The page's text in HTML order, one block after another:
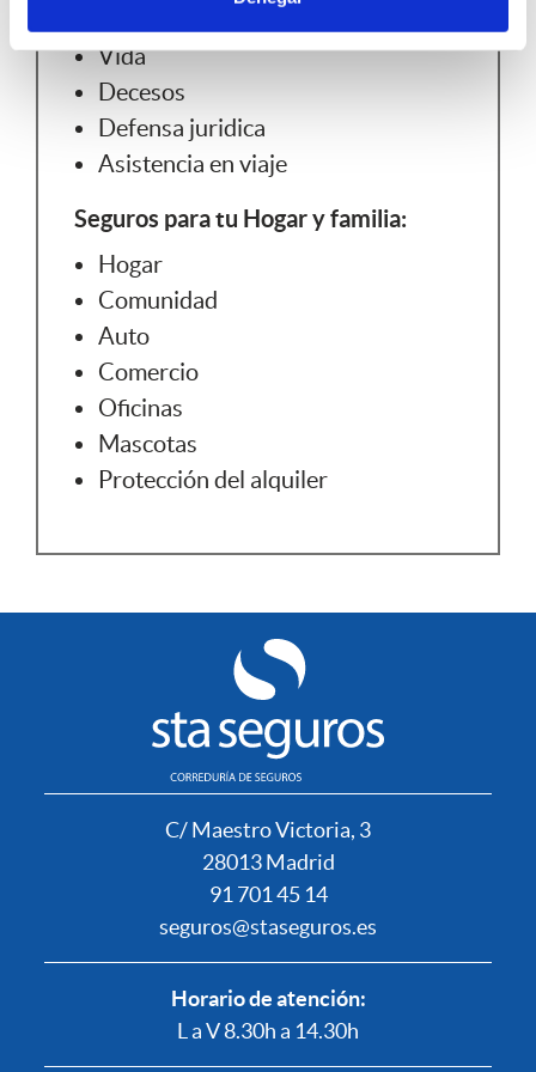
Vida
Decesos
Defensa juridica
Asistencia en viaje
Seguros para tu Hogar y familia:
Hogar
Comunidad
Auto
Comercio
Oficinas
Mascotas
Protección del alquiler
C/ Maestro Victoria, 3
28013 Madrid
91 701 45 14
seguros@staseguros.es
Horario de atención:
L a V 8.30h a 14.30h